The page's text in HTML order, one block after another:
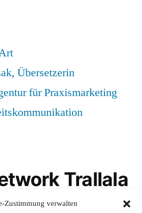
Zustimmung verwalten
Übersetzerin
für Praxismarketing
Trallala